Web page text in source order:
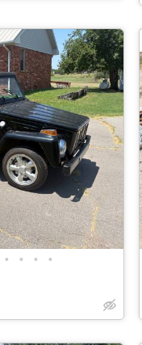
• • • •